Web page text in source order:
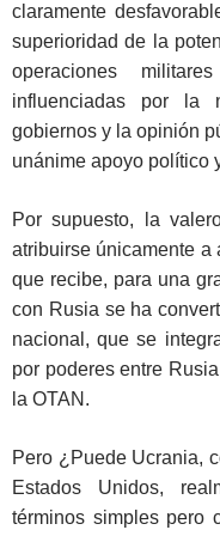
claramente
superioridad de la
operaciones
influenciadas por la
gobiernos y la opinión
unánime apoyo político
Por supuesto, la
atribuirse únicamente a
que recibe, para una
con Rusia se ha
nacional, que se
por poderes entre
la OTAN.
Pero ¿Puede Ucrania,
Estados Unidos,
términos simples pero